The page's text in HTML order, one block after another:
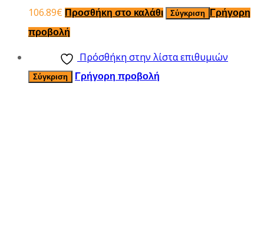
106.89€ Προσθήκη στο καλάθι Σύγκριση
Γρήγορη
προβολή
Πρόσθήκη στην λίστα επιθυμιών
Σύγκριση Γρήγορη προβολή